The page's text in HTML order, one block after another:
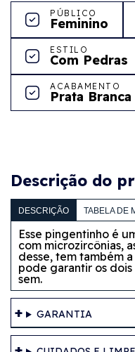
PÚBLICO
Feminino
ESTILO
Com Pedras
ACABAMENTO
Prata Branca
Descrição do
DESCRIÇÃO TABELA DE
Esse pingentinho é
com microzircônias,
desse, tem também
pode garantir os
sem.
GARANTIA